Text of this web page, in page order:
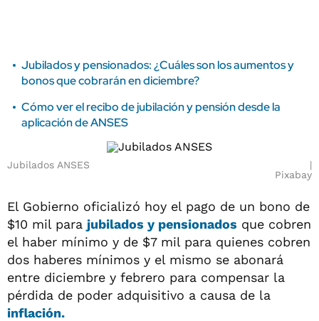
Jubilados y pensionados: ¿Cuáles son los aumentos y
bonos que cobrarán en diciembre?
Cómo ver el recibo de jubilación y pensión desde la
aplicación de ANSES
Jubilados ANSES
Pixabay
El Gobierno oficializó hoy el pago de un bono de
$10 mil para jubilados y pensionados que cobren
el haber mínimo y de $7 mil para quienes cobren
dos haberes mínimos y el mismo se abonará
entre diciembre y febrero para compensar la
pérdida de poder adquisitivo a causa de la
inflación.